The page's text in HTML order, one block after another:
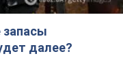
запасы
далее?